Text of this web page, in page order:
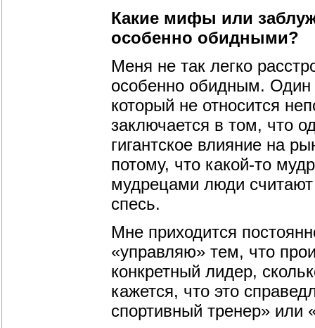
Какие мифы или
особенно обидными?
Меня не так легко
особенно обидным.
который не относится
заключается в том, что
гигантское влияние на
потому, что какой-то
мудрецами люди
спесь.
Мне приходится
«управляю» тем, что
конкретный лидер,
кажется, что это
спортивный тренер» или